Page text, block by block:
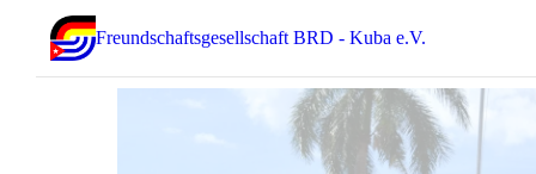
Freundschaftsgesellschaft BRD - Kuba e.V.